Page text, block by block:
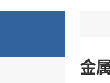
金